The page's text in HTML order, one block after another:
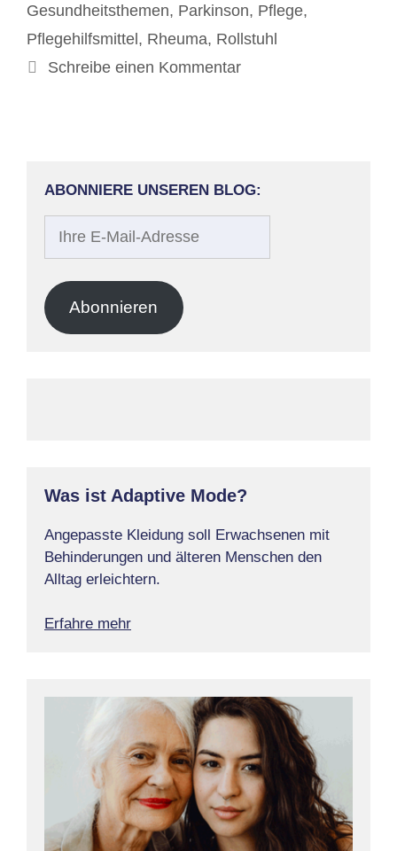
Gesundheitsthemen, Parkinson, Pflege,
Pflegehilfsmittel, Rheuma, Rollstuhl
Schreibe einen Kommentar
ABONNIERE UNSEREN BLOG:
Adresse
Abonnieren
Was ist Adaptive Mode?
Angepasste Kleidung soll Erwachsenen mit
Behinderungen und älteren Menschen den
Alltag erleichtern.
Erfahre mehr